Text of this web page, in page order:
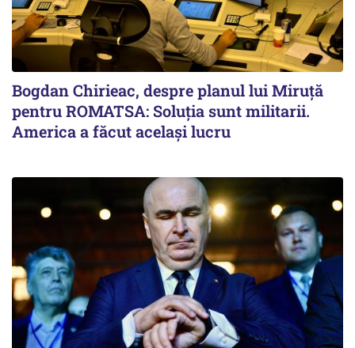
Bogdan Chirieac, despre planul lui Miruță
pentru ROMATSA: Soluția sunt militarii.
America a făcut același lucru